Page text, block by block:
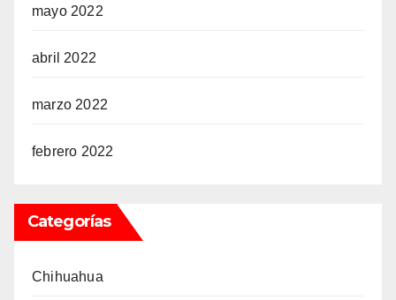
mayo 2022
abril 2022
marzo 2022
febrero 2022
Categorías
Chihuahua